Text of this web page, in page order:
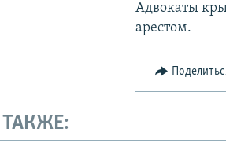
Адвокаты
арестом.